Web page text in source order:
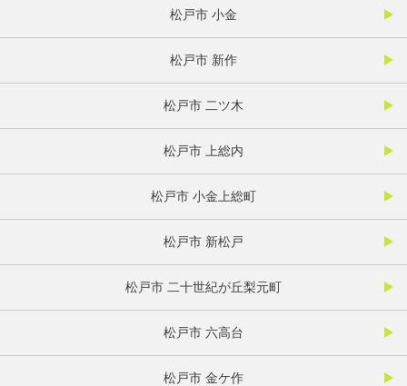
松戸市 小金
松戸市 新作
松戸市 二ツ木
松戸市 上総内
松戸市 小金上総町
松戸市 新松戸
松戸市 二十世紀が丘梨元町
松戸市 六高台
松戸市 金ケ作